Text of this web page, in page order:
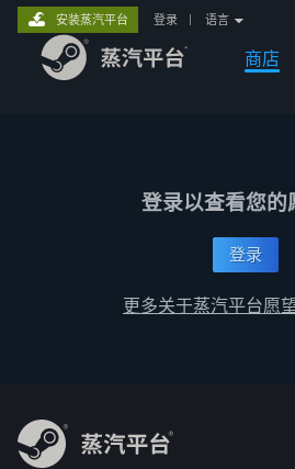
商店
安装蒸汽平台 登录 语言
登录以查看您的
登录
更多关于蒸汽平台愿